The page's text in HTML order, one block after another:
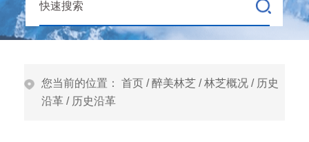
您当前的位置： 首页 /醉美林芝 /林芝概况 / 历史
沿革 / 历史沿革